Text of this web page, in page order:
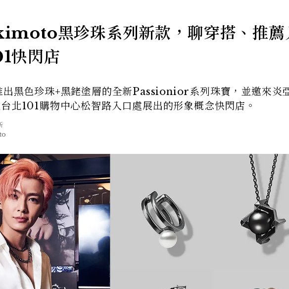
黑珍珠系列新款，聊穿搭、推薦
快閃店
黑色珍珠+黑銠塗層的全新Passionior系列珠寶，並邀來炎
北101購物中心松智路入口處展出的形象概念快閃店。